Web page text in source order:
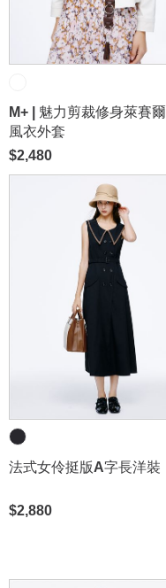
M+ | 魅力剪裁修身萊賽爾
風衣外套
$2,480
法式女伶挺版A字長洋裝
$2,880